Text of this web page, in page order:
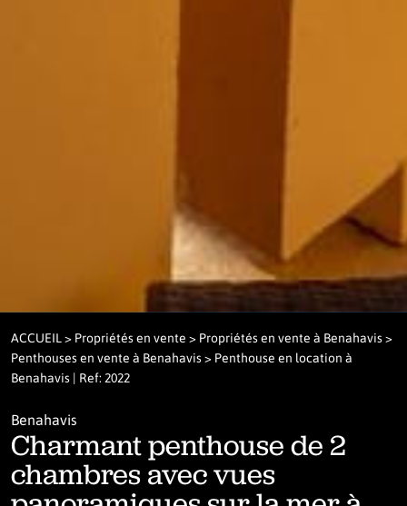
ACCUEIL > Propriétés en vente > Propriétés en vente à Benahavis>
Penthouses en vente à Benahavis> Penthouse en location à
Benahavis | Ref: 2022
Benahavis
Charmant penthouse de 2
chambres avec vues